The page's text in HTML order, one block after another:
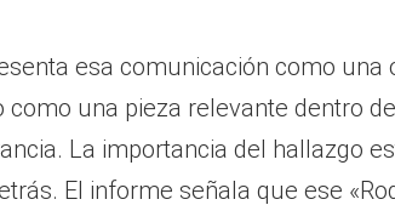
esa comunicación como una
como una pieza relevante dentro
La importancia del hallazgo
El informe señala que ese